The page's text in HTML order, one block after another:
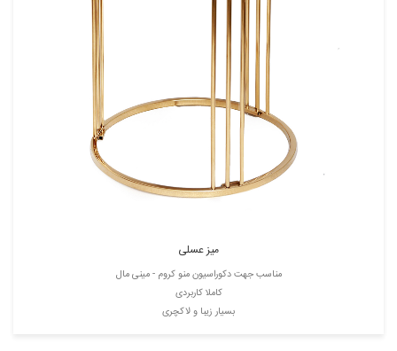
میز عسلی
مناسب جهت دکوراسیون منو کروم - مینی مال
کاملا کاربردی
بسیار زیبا و لاکچری